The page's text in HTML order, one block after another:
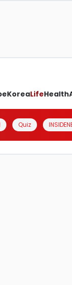
KoreaLifeHealth
Quiz